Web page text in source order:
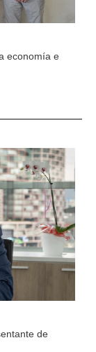
economía e
de